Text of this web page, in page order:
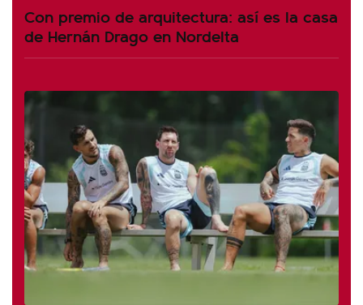
Con premio de arquitectura: así es la casa
de Hernán Drago en Nordelta